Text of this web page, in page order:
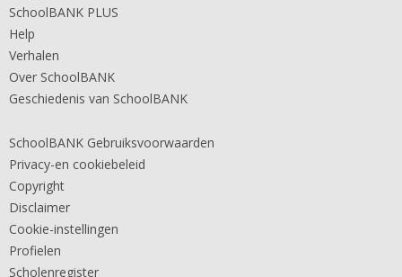
SchoolBANK PLUS
Help
Verhalen
Over SchoolBANK
Geschiedenis van SchoolBANK
SchoolBANK Gebruiksvoorwaarden
Privacy-en cookiebeleid
Copyright
Disclaimer
Cookie-instellingen
Profielen
Scholenregister